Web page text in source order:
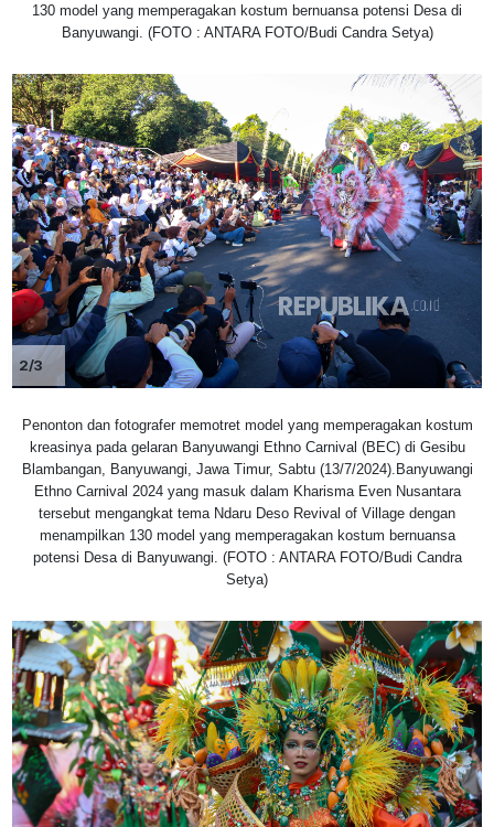
130 model yang memperagakan kostum bernuansa potensi Desa di
Banyuwangi. (FOTO : ANTARA FOTO/Budi Candra Setya)
2/3
Penonton dan fotografer memotret model yang memperagakan kostum
kreasinya pada gelaran Banyuwangi Ethno Carnival (BEC) di Gesibu
Blambangan, Banyuwangi, Jawa Timur, Sabtu (13/7/2024).Banyuwangi
Ethno Carnival 2024 yang masuk dalam Kharisma Even Nusantara
tersebut mengangkat tema Ndaru Deso Revival of Village dengan
menampilkan 130 model yang memperagakan kostum bernuansa
potensi Desa di Banyuwangi. (FOTO : ANTARA FOTO/Budi Candra
Setya)